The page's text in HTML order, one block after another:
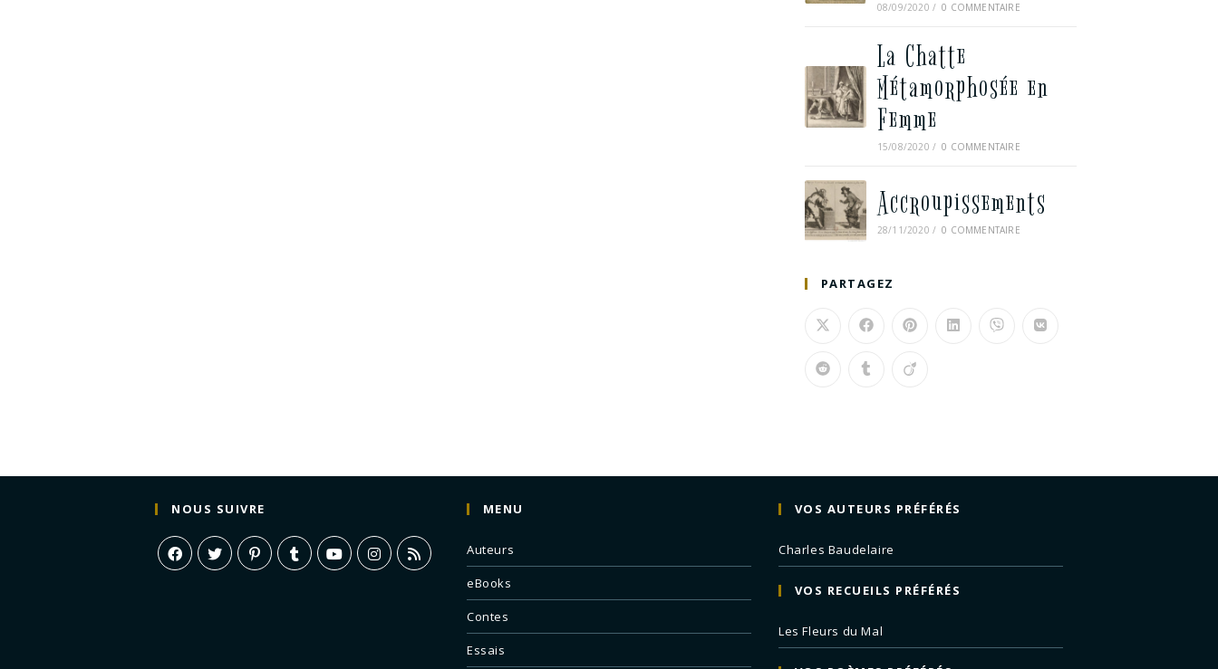
08/09/2020 / 0 COMMENTAIRE
La Chatte
Métamorphosée en
Femme
15/08/2020 / 0 COMMENTAIRE
Accroupissements
28/11/2020 / 0 COMMENTAIRE
PARTAGEZ
NOUS SUIVRE MENU
Auteurs
eBooks
Contes
Essais
VOS AUTEURS PRÉFÉRÉS
Charles Baudelaire
VOS RECUEILS PRÉFÉRÉS
Les Fleurs du Mal